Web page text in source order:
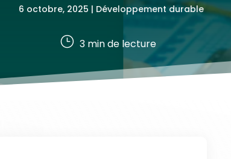
6 octobre, 2025 | Développement durable
} 3 min de lecture